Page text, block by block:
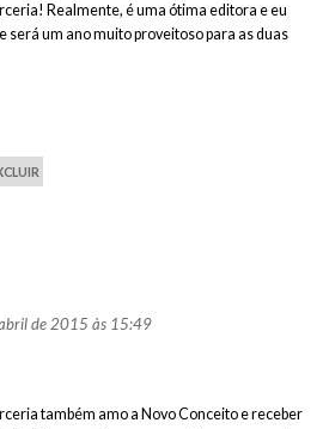
Realmente, é uma ótima editora e eu
será um ano muito proveitoso para as duas
de 2015 às 15:49
também amo a Novo Conceito e receber